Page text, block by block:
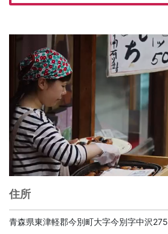
住所
青森県東津軽郡今別町大字今別字中沢275